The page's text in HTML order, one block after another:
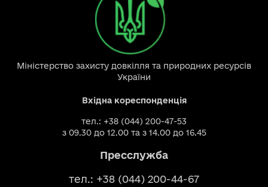
Міністерство захисту довкілля та природних ресурсів
України
Вхідна кореспонденція
тел.: +38 (044) 200-47-53
з 09.30 до 12.00 та з 14.00 до 16.45
Пресслужба
тел.: +38 (044) 200-44-67